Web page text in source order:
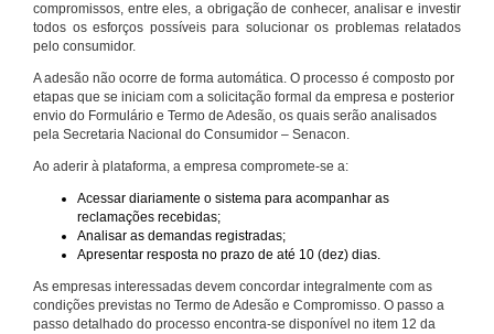
compromissos, entre eles, a obrigação de conhecer, analisar e investir
todos os esforços possíveis para solucionar os problemas relatados
pelo consumidor.
A adesão não ocorre de forma automática. O processo é composto por
etapas que se iniciam com a solicitação formal da empresa e posterior
envio do Formulário e Termo de Adesão, os quais serão analisados
pela Secretaria Nacional do Consumidor – Senacon.
Ao aderir à plataforma, a empresa compromete-se a:
Acessar diariamente o sistema para acompanhar as
reclamações recebidas;
Analisar as demandas registradas;
Apresentar resposta no prazo de até 10 (dez) dias.
As empresas interessadas devem concordar integralmente com as
condições previstas no Termo de Adesão e Compromisso. O passo a
passo detalhado do processo encontra-se disponível no item 12 da